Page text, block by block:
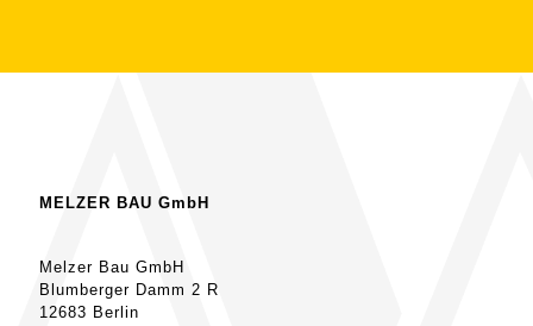
MELZER BAU GmbH
Melzer Bau GmbH
Blumberger Damm 2 R
12683 Berlin